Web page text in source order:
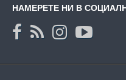
НАМЕРЕТЕ НИ В